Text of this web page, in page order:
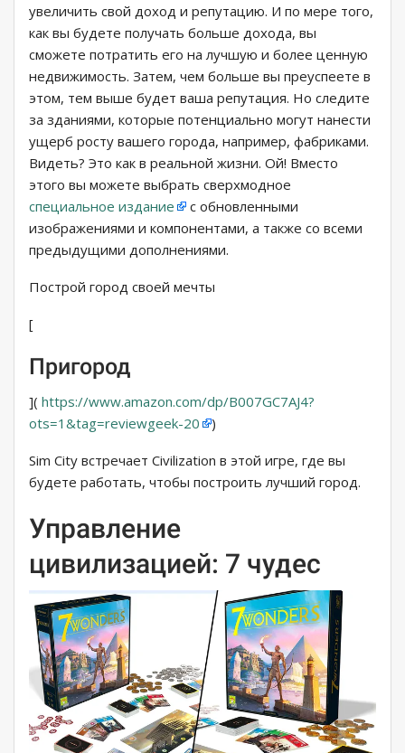
увеличить свой доход и репутацию. И по мере того,
как вы будете получать больше дохода, вы
сможете потратить его на лучшую и более ценную
недвижимость. Затем, чем больше вы преуспеете в
этом, тем выше будет ваша репутация. Но следите
за зданиями, которые потенциально могут нанести
ущерб росту вашего города, например, фабриками.
Видеть? Это как в реальной жизни. Ой! Вместо
этого вы можете выбрать сверхмодное
специальное издание
с обновленными
изображениями и компонентами, а также со всеми
предыдущими дополнениями.
Построй город своей мечты
[
Пригород
]( https://www.amazon.com/dp/B007GC7AJ4?
ots=1&tag=reviewgeek-20
)
Sim City встречает Civilization в этой игре, где вы
будете работать, чтобы построить лучший город.
Управление
цивилизацией: 7 чудес